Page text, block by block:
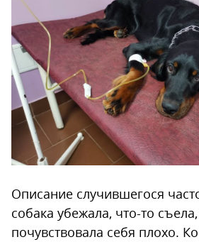
Описание случившегося
собака убежала, что-то
почувствовала себя плохо.